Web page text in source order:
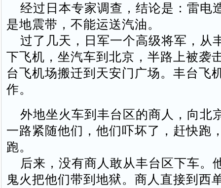
经过日本专家调查，结论是：雷电
是地震带，不能运送汽油。
过了几天，日军一个高级将军，从
下飞机，坐汽车到北京，半路上被袭
台飞机场搬迁到天安门广场。丰台飞
作。
外地坐火车到丰台区的商人，向北
一路紧随他们，他们吓坏了，赶快跑
跑。
后来，没有商人敢从丰台区下车。
鬼火把他们带到地狱。商人直接到西